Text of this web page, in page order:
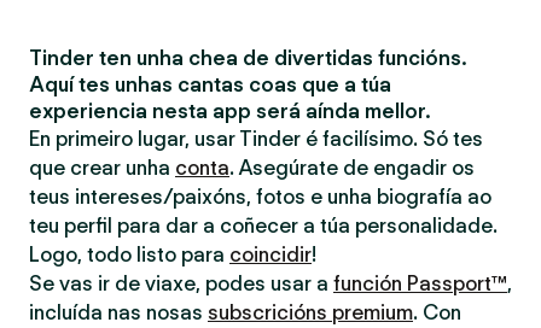
Tinder ten unha chea de divertidas funcións.
Aquí tes unhas cantas coas que a túa
experiencia nesta app será aínda mellor.
En primeiro lugar, usar Tinder é facilísimo. Só tes
que crear unha conta. Asegúrate de engadir os
teus intereses/paixóns, fotos e unha biografía ao
teu perfil para dar a coñecer a túa personalidade.
Logo, todo listo para coincidir!
Se vas ir de viaxe, podes usar a función Passport™,
incluída nas nosas subscricións premium. Con